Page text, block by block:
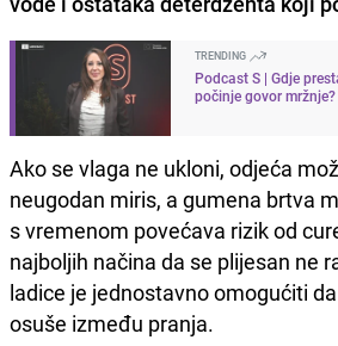
TRENDING
Podcast S | Gdje
počinje govor
Ako se vlaga ne ukloni, odjeća
neugodan miris, a gumena brtva
s vremenom povećava rizik od
najboljih načina da se plijesan ne
ladice je jednostavno omogućiti
osuše između pranja.